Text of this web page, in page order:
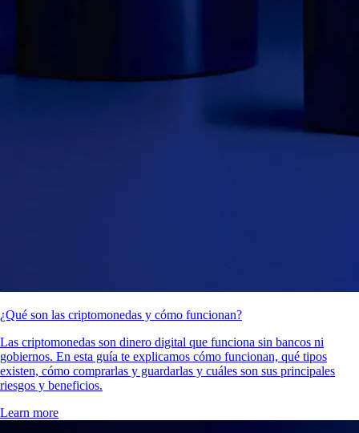
¿Qué son las criptomonedas y cómo funcionan?
Las criptomonedas son dinero digital que funciona sin bancos ni
gobiernos. En esta guía te explicamos cómo funcionan, qué tipos
existen, cómo comprarlas y guardarlas y cuáles son sus principales
riesgos y beneficios.
Learn more